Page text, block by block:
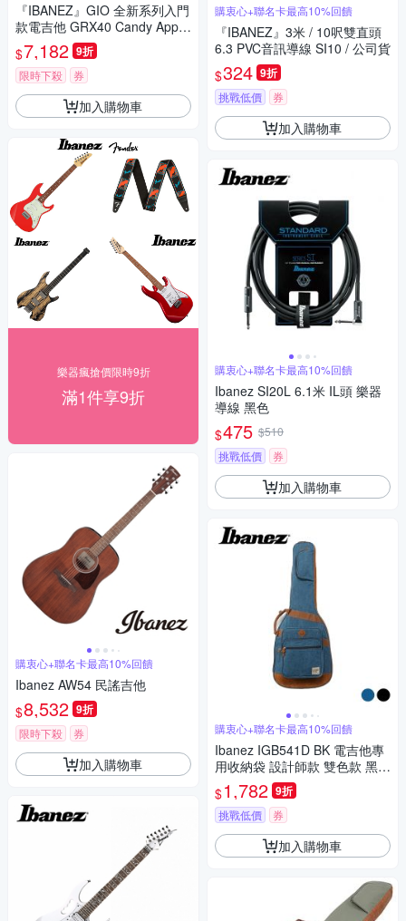
『IBANEZ』GIO 全新系列入門
款電吉他 GRX40 Candy Apple
/ 公司貨保固
$7,182 9折
限時下殺 券
加入購物車
樂器瘋搶價限時9折
滿1件享9折
購衷心+聯名卡最高10%回饋
Ibanez AW54 民謠吉他
$8,532 9折
限時下殺 券
加入購物車
購衷心+聯名卡最高10%回饋
『IBANEZ』3米 / 10呎雙直頭
6.3 PVC音訊導線 SI10 / 公司貨
$324 9折
挑戰低價 券
加入購物車
購衷心+聯名卡最高10%回饋
Ibanez SI20L 6.1米 IL頭 樂器
導線 黑色
$475 $510
挑戰低價
券
加入購物車
購衷心+聯名卡最高10%回饋
Ibanez IGB541D BK 電吉他專
用收納袋 設計師款 雙色款 黑
色/牛仔藍
$1,782 9折
挑戰低價 券
加入購物車